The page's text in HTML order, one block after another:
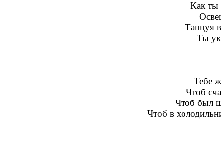
Как ты
Танцуя
Ты
Тебе
Чтоб
Чтоб был
Чтоб в